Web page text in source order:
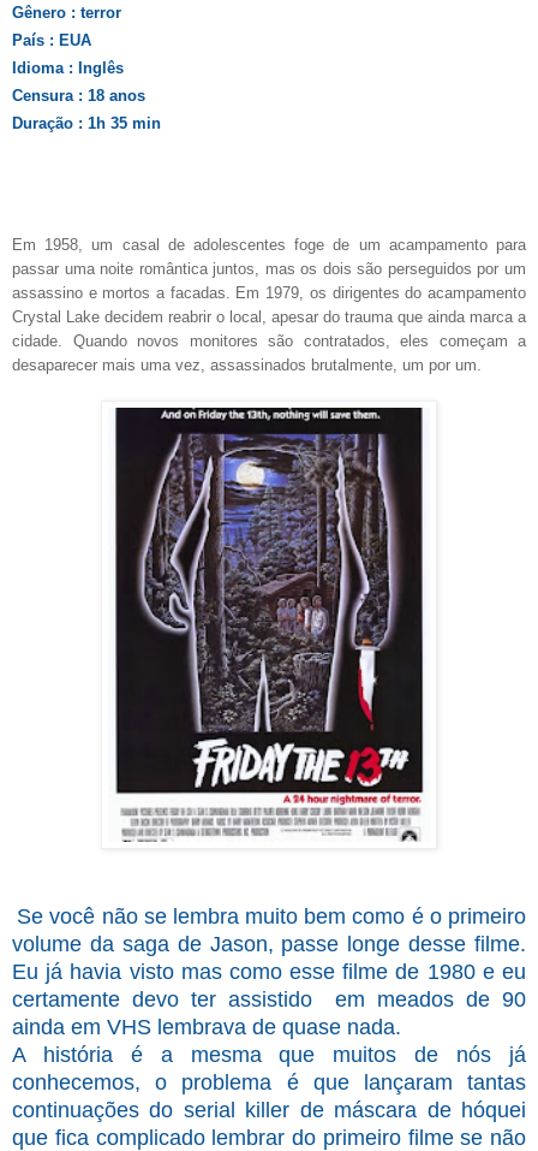
Gênero : terror
País : EUA
Idioma : Inglês
Censura : 18 anos
Duração : 1h 35 min
Em 1958, um casal de adolescentes foge de um acampamento para
passar uma noite romântica juntos, mas os dois são perseguidos por um
assassino e mortos a facadas. Em 1979, os dirigentes do acampamento
Crystal Lake decidem reabrir o local, apesar do trauma que ainda marca a
cidade. Quando novos monitores são contratados, eles começam a
desaparecer mais uma vez, assassinados brutalmente, um por um.
Se você não se lembra muito bem como é o primeiro
volume da saga de Jason, passe longe desse filme.
Eu já havia visto mas como esse filme de 1980 e eu
certamente devo ter assistido em meados de 90
ainda em VHS lembrava de quase nada.
A história é a mesma que muitos de nós já
conhecemos, o problema é que lançaram tantas
continuações do serial killer de máscara de hóquei
que fica complicado lembrar do primeiro filme se não